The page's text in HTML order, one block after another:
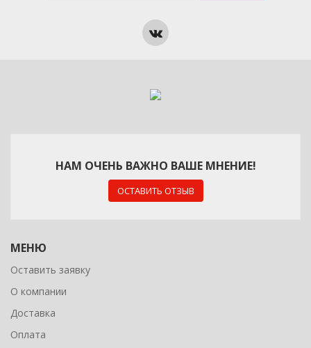
НАМ ОЧЕНЬ ВАЖНО ВАШЕ МНЕНИЕ!
ОСТАВИТЬ ОТЗЫВ
МЕНЮ
Оставить заявку
О компании
Доставка
Оплата